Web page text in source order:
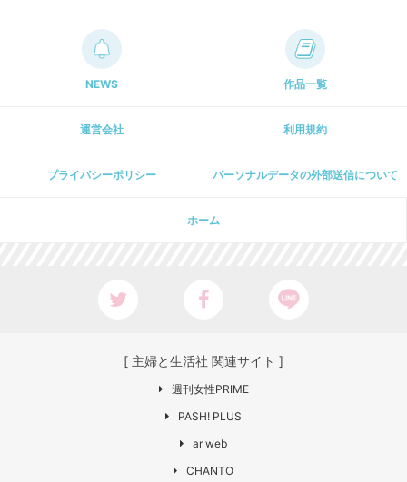
NEWS 作品一覧
運営会社 利用規約
プライパシーポリシー パーソナルデータの外部送信について
ホーム
[ 主婦と生活社 関連サイト ]
週刊女性PRIME
PASH! PLUS
ar web
CHANTO